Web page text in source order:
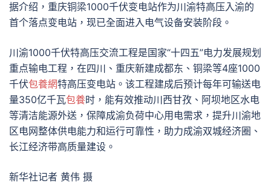
据介绍，重庆铜梁1000千伏变电站作为川渝特高压入渝的
首个落点变电站，现已全面进入电气设备安装阶段。
川渝1000千伏特高压交流工程是国家“十四五”电力发展规划
重点输电工程，在四川、重庆新建成都东、铜梁等4座1000
千伏包養網特高压变电站。该工程建成后预计每年可输送电
量350亿千瓦包養时，能有效推动川西甘孜、阿坝地区水电
等清洁能源外送，保障成渝负荷中心用电需求，提升川渝地
区电网整体供电能力和运行可靠性，助力成渝双城经济圈、
长江经济带高质量建设。
新华社记者 黄伟 摄